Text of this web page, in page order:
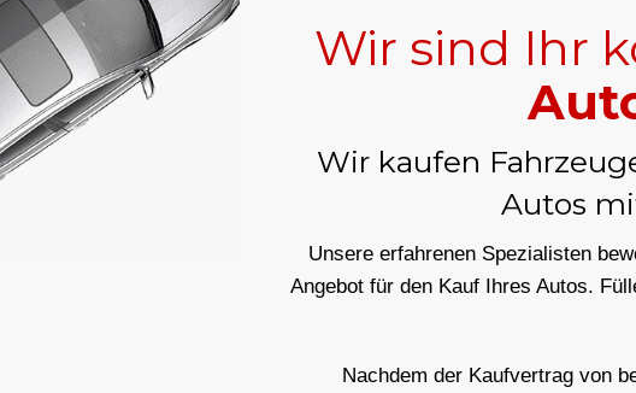
Wir sind Ihr
Wir kaufen
Autos
Unsere erfahrenen Spezialisten
Angebot für den Kauf Ihres Autos.
Nachdem der Kaufvertrag von